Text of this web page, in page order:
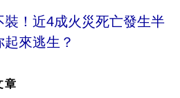
！近4成火災死亡發生半
來逃生？
章